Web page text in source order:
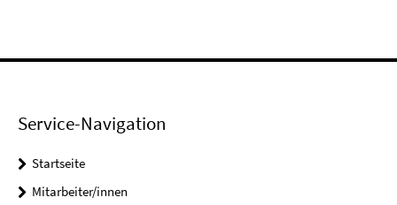
Service-Navigation
Startseite
Mitarbeiter/innen